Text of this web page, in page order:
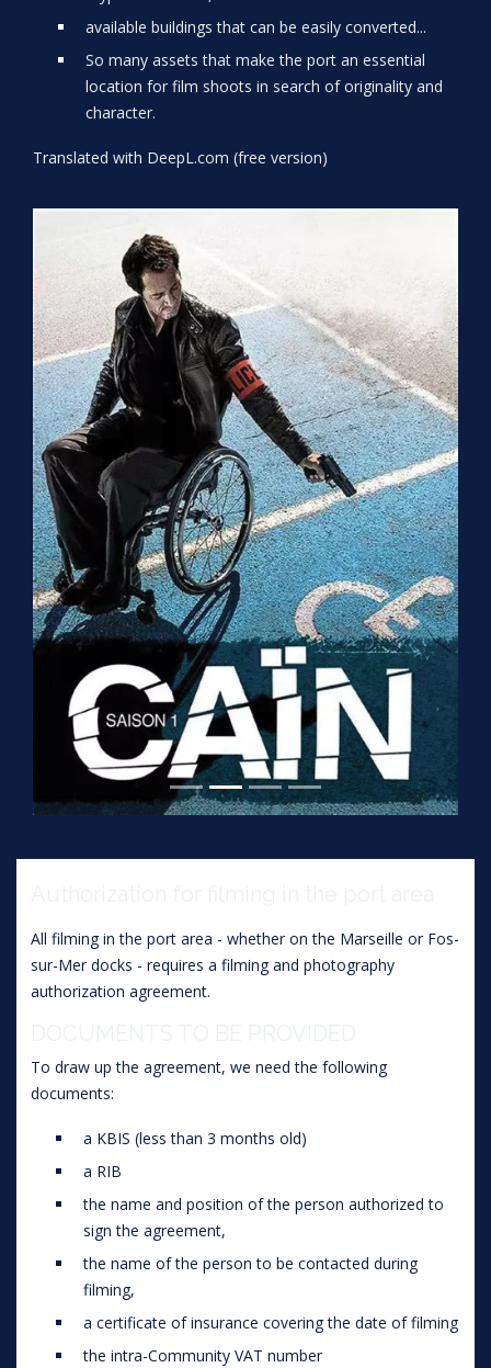
available buildings that can be easily converted...
So many assets that make the port an essential
location for film shoots in search of originality and
character.
Translated with DeepL.com (free version)
All filming in the port area - whether on the Marseille or Fos-
sur-Mer docks - requires a filming and photography
authorization agreement.
To draw up the agreement, we need the following
documents:
a KBIS (less than 3 months old)
a RIB
the name and position of the person authorized to
sign the agreement,
the name of the person to be contacted during
filming,
a certificate of insurance covering the date of filming
the intra-Community VAT number